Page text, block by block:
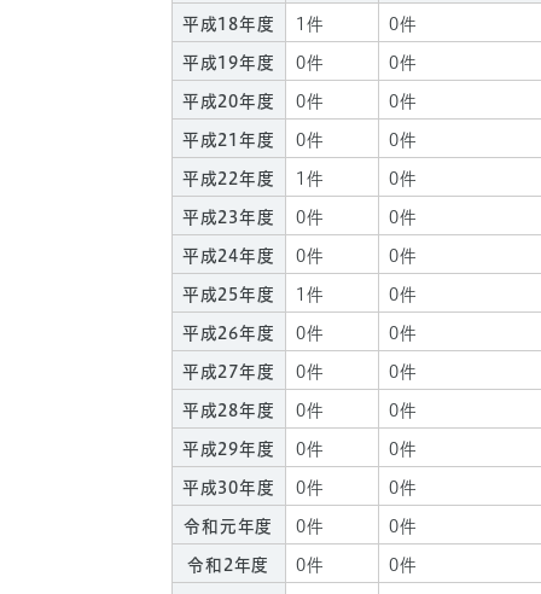
平成18年度 1件 0件
平成19年度 0件 0件
平成20年度 0件 0件
平成21年度 0件 0件
平成22年度 1件 0件
平成23年度 0件 0件
平成24年度 0件 0件
平成25年度 1件 0件
平成26年度 0件 0件
平成27年度 0件 0件
平成28年度 0件 0件
平成29年度 0件 0件
平成30年度 0件 0件
令和元年度 0件 0件
令和2年度 0件 0件